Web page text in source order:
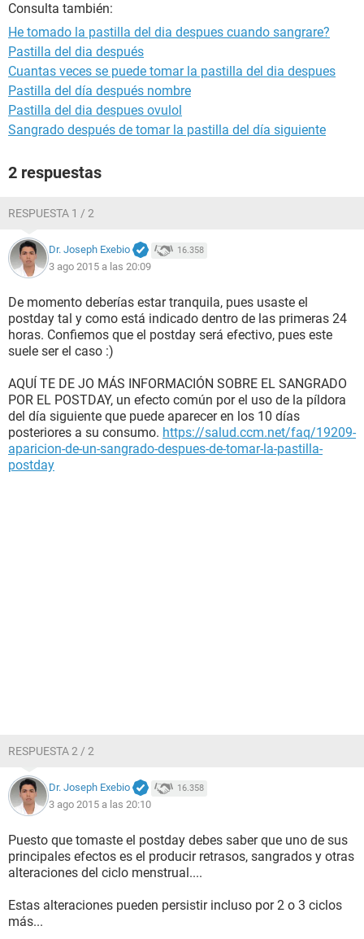
para un ginecologo el 6 de agosto
Consulta también:
He tomado la pastilla del dia despues cuando sangrare?
Pastilla del dia después
Cuantas veces se puede tomar la pastilla del dia despues
Pastilla del día después nombre
Pastilla del dia despues ovulol
Sangrado después de tomar la pastilla del día siguiente
2 respuestas
RESPUESTA 1 / 2
Dr. Joseph Exebio 16.358
3 ago 2015 a las 20:09
De momento deberías estar tranquila, pues usaste el
postday tal y como está indicado dentro de las primeras 24
horas. Confiemos que el postday será efectivo, pues este
suele ser el caso :)
AQUÍ TE DE JO MÁS INFORMACIÓN SOBRE EL SANGRADO
POR EL POSTDAY, un efecto común por el uso de la píldora
del día siguiente que puede aparecer en los 10 días
posteriores a su consumo. https://salud.ccm.net/faq/19209-
aparicion-de-un-sangrado-despues-de-tomar-la-pastilla-
postday
RESPUESTA 2 / 2
Dr. Joseph Exebio 16.358
3 ago 2015 a las 20:10
Puesto que tomaste el postday debes saber que uno de sus
principales efectos es el producir retrasos, sangrados y otras
alteraciones del ciclo menstrual....
Estas alteraciones pueden persistir incluso por 2 o 3 ciclos
más...